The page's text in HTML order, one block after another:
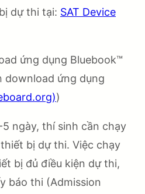
dự thi tại: SAT Device
ứng dụng Bluebook™
download ứng dụng
)
ngày, thí sinh cần chạy
bị dự thi. Việc chạy
bị đủ điều kiện dự thi,
báo thi (Admission